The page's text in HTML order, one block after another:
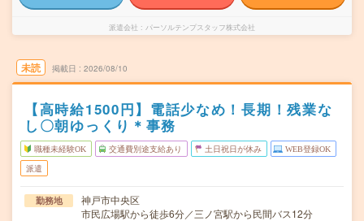
派遣会社 パーソルテンプスタッフ株式会社
未読 掲載日 2026/08/10
【高時給1500円】電話少なめ！長期！残業な
し〇朝ゆっくり＊事務
職種未経験OK 交通費別途支給あり 土日祝日が休み WEB登録OK
派遣
勤務地
神戸市中央区
市民広場駅から徒歩6分／三ノ宮駅から民間バス12分